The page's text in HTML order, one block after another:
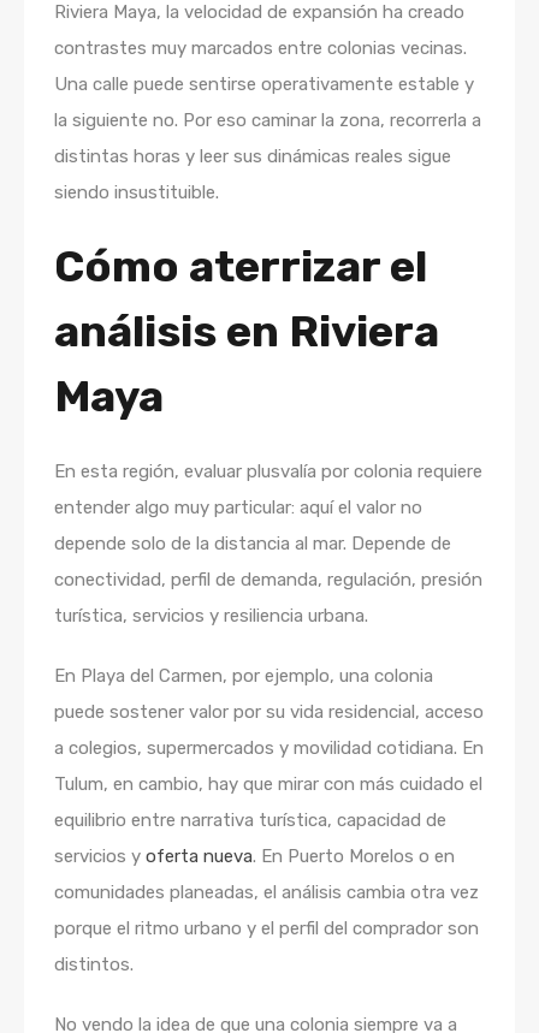
Riviera Maya, la velocidad de expansión ha creado
contrastes muy marcados entre colonias vecinas.
Una calle puede sentirse operativamente estable y
la siguiente no. Por eso caminar la zona, recorrerla a
distintas horas y leer sus dinámicas reales sigue
siendo insustituible.
Cómo aterrizar el
análisis en Riviera
Maya
En esta región, evaluar plusvalía por colonia requiere
entender algo muy particular: aquí el valor no
depende solo de la distancia al mar. Depende de
conectividad, perfil de demanda, regulación, presión
turística, servicios y resiliencia urbana.
En Playa del Carmen, por ejemplo, una colonia
puede sostener valor por su vida residencial, acceso
a colegios, supermercados y movilidad cotidiana. En
Tulum, en cambio, hay que mirar con más cuidado el
equilibrio entre narrativa turística, capacidad de
servicios y oferta nueva. En Puerto Morelos o en
comunidades planeadas, el análisis cambia otra vez
porque el ritmo urbano y el perfil del comprador son
distintos.
No vendo la idea de que una colonia siempre va a